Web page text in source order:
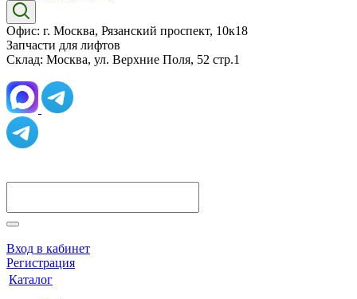
Офис: г. Москва, Рязанский проспект, 10к18
Запчасти для лифтов
Склад: Москва, ул. Верхние Поля, 52 стр.1
Вход в кабинет
Регистрация
Каталог